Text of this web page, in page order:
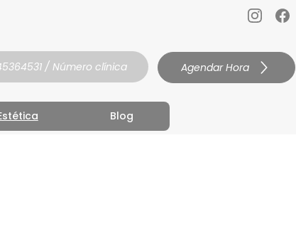
/ Número clínica Agendar Hora
Blog